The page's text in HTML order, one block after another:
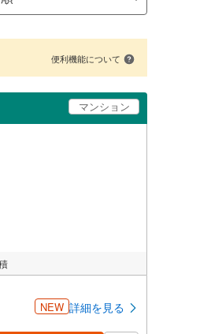
便利機能について
マンション
NEW 詳細を見る